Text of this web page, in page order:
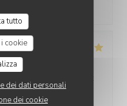
tutto
cookie
dei dati personali
dei cookie